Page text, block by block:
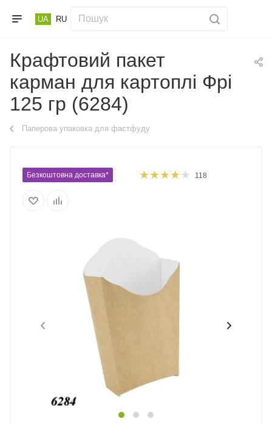
UA RU
Крафтовий пакет
карман для картоплі Фрі
125 гр (6284)
Паперова упаковка для фастфуду
Безкоштовна доставка* 118